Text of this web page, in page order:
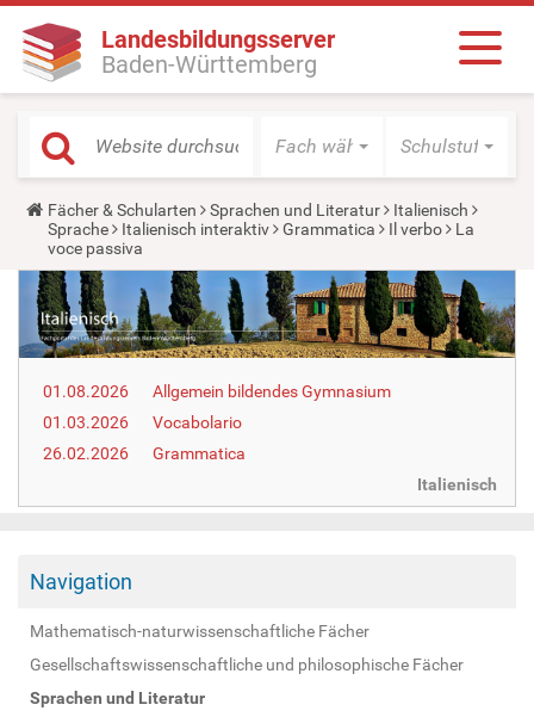
Landesbildungsserver
Baden-Württemberg
Fach wählen Schulstufe
Y
o
u
a
r
e
h
e
r
:
Fächer & Schularten Sprachen und Literatur
Italienisch
Sprache
Italienisch interaktiv Grammatica Il verbo
La
voce passiva
01.08.2026
Allgemein bildendes Gymnasium
01.03.2026
Vocabolario
26.02.2026
Grammatica
Italienisch
Navigation
Mathematisch-naturwissenschaftliche Fächer
Gesellschaftswissenschaftliche und philosophische Fächer
Sprachen und Literatur